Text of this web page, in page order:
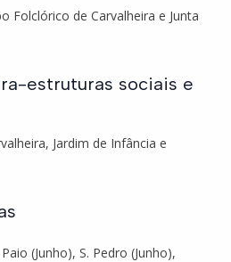
Folclórico de Carvalheira e Junta
estruturas sociais e
Jardim de Infância e
(Junho), S. Pedro (Junho),